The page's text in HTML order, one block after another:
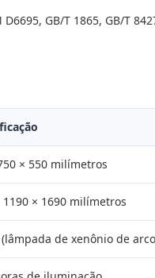
GB/T 1865, GB/T
× 550 milímetros
1190 × 1690 milímetros
(lâmpada de xenônio de